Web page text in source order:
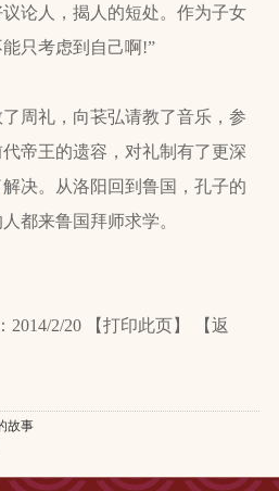
论人，揭人的短处。作为子女
只考虑到自己啊!”
周礼，向苌弘请教了音乐，参
帝王的遗容，对礼制有了更深
决。从洛阳回到鲁国，孔子的
都来鲁国拜师求学。
2014/2/20 【打印此页】 【返
故事